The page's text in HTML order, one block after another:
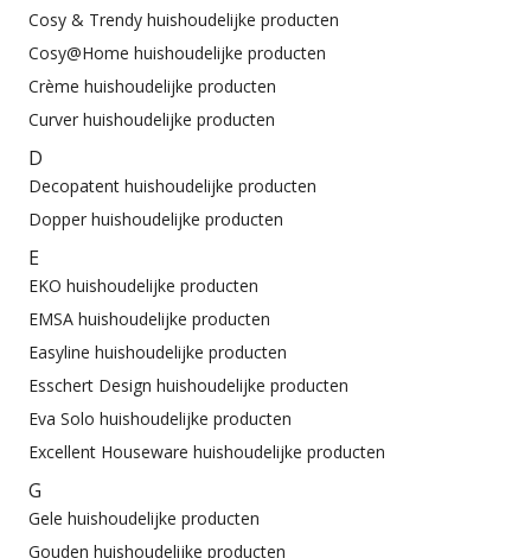
Cosy & Trendy huishoudelijke producten
Cosy@Home huishoudelijke producten
Crème huishoudelijke producten
Curver huishoudelijke producten
D
Decopatent huishoudelijke producten
Dopper huishoudelijke producten
E
EKO huishoudelijke producten
EMSA huishoudelijke producten
Easyline huishoudelijke producten
Esschert Design huishoudelijke producten
Eva Solo huishoudelijke producten
Excellent Houseware huishoudelijke producten
G
Gele huishoudelijke producten
Gouden huishoudelijke producten